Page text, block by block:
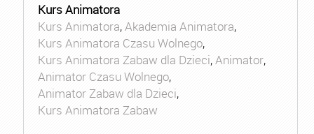
Kurs Animatora
Kurs Animatora,Akademia Animatora,
Kurs Animatora Czasu Wolnego,
Kurs Animatora Zabaw dla Dzieci,Animator,
Animator Czasu Wolnego,
Animator Zabaw dla Dzieci,
Kurs Animatora Zabaw